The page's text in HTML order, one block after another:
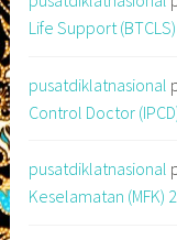
Life Support (BTCLS)
pusatdiklatnasional
Control Doctor
pusatdiklatnasional
Keselamatan (MFK)